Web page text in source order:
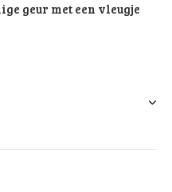
geur met een vleugje